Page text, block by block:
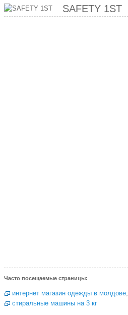
SAFETY 1ST
Часто посещаемые страницы:
интернет магазин одежды в молдове,
стиральные машины на 3 кг